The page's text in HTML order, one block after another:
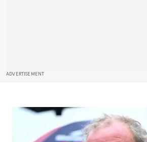
ADVERTISEMENT